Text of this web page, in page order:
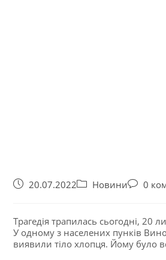
20.07.2022 Новини 0
Трагедія трапилась сьогодні, 20
У одному з населених пунків
виявили тіло хлопця. Йому було